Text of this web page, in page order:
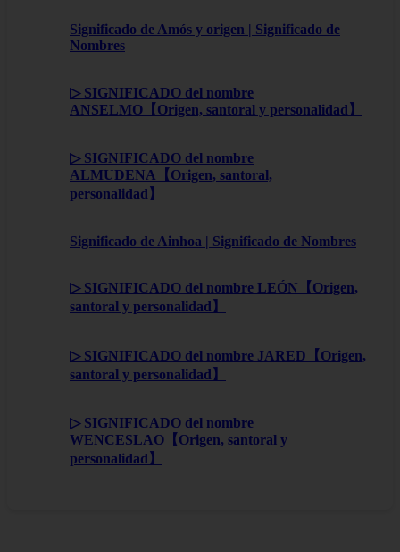
Significado de Amós y origen | Significado de
Nombres
▷ SIGNIFICADO del nombre
ANSELMO【Origen, santoral y personalidad】
▷ SIGNIFICADO del nombre
ALMUDENA【Origen, santoral,
personalidad】
Significado de Ainhoa | Significado de Nombres
▷ SIGNIFICADO del nombre LEÓN【Origen,
santoral y personalidad】
▷ SIGNIFICADO del nombre JARED【Origen,
santoral y personalidad】
▷ SIGNIFICADO del nombre
WENCESLAO【Origen, santoral y
personalidad】